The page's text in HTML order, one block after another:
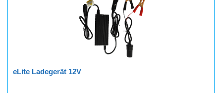
eLite Ladegerät 12V